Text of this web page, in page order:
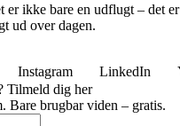
er ikke bare en udflugt – det
ud over dagen.
Instagram LinkedIn
Tilmeld dig her
Bare brugbar viden – gratis.